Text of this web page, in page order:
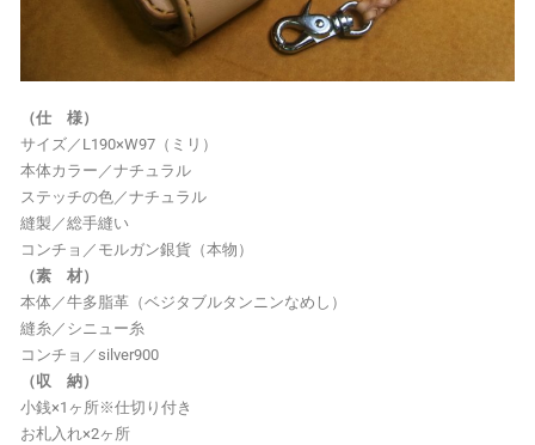
（仕 様）
サイズ／L190×W97（ミリ）
本体カラー／ナチュラル
ステッチの色／ナチュラル
縫製／総手縫い
コンチョ／モルガン銀貨（本物）
（素 材）
本体／牛多脂革（ベジタブルタンニンなめし）
縫糸／シニュー糸
コンチョ／silver900
（収 納）
小銭×1ヶ所※仕切り付き
お札入れ×2ヶ所